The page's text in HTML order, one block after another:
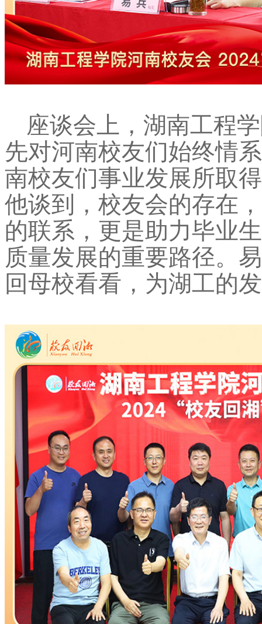
座谈会上，湖南工程
先对河南校友们始终情
南校友们事业发展所取
他谈到，校友会的存在
的联系，更是助力毕业
质量发展的重要路径。
回母校看看，为湖工的